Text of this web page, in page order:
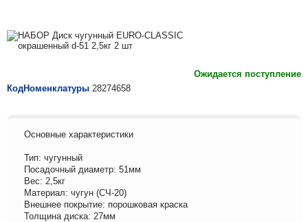
Ожидается поступление
КодНоменклатуры 28274658
Основные характеристики
Тип: чугунный
Посадочный диаметр: 51мм
Вес: 2,5кг
Материал: чугун (СЧ-20)
Внешнее покрытие: порошковая краска
Толщина диска: 27мм